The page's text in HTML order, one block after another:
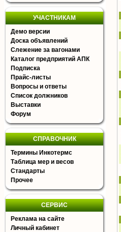
УЧАСТНИКАМ
Демо версии
Доска объявлений
Слежение за вагонами
Каталог предприятий АПК
Подписка
Прайс-листы
Вопросы и ответы
Список должников
Выставки
Форум
СПРАВОЧНИК
Термины Инкотермс
Таблица мер и весов
Стандарты
Прочее
СЕРВИС
Реклама на сайте
Личный кабинет